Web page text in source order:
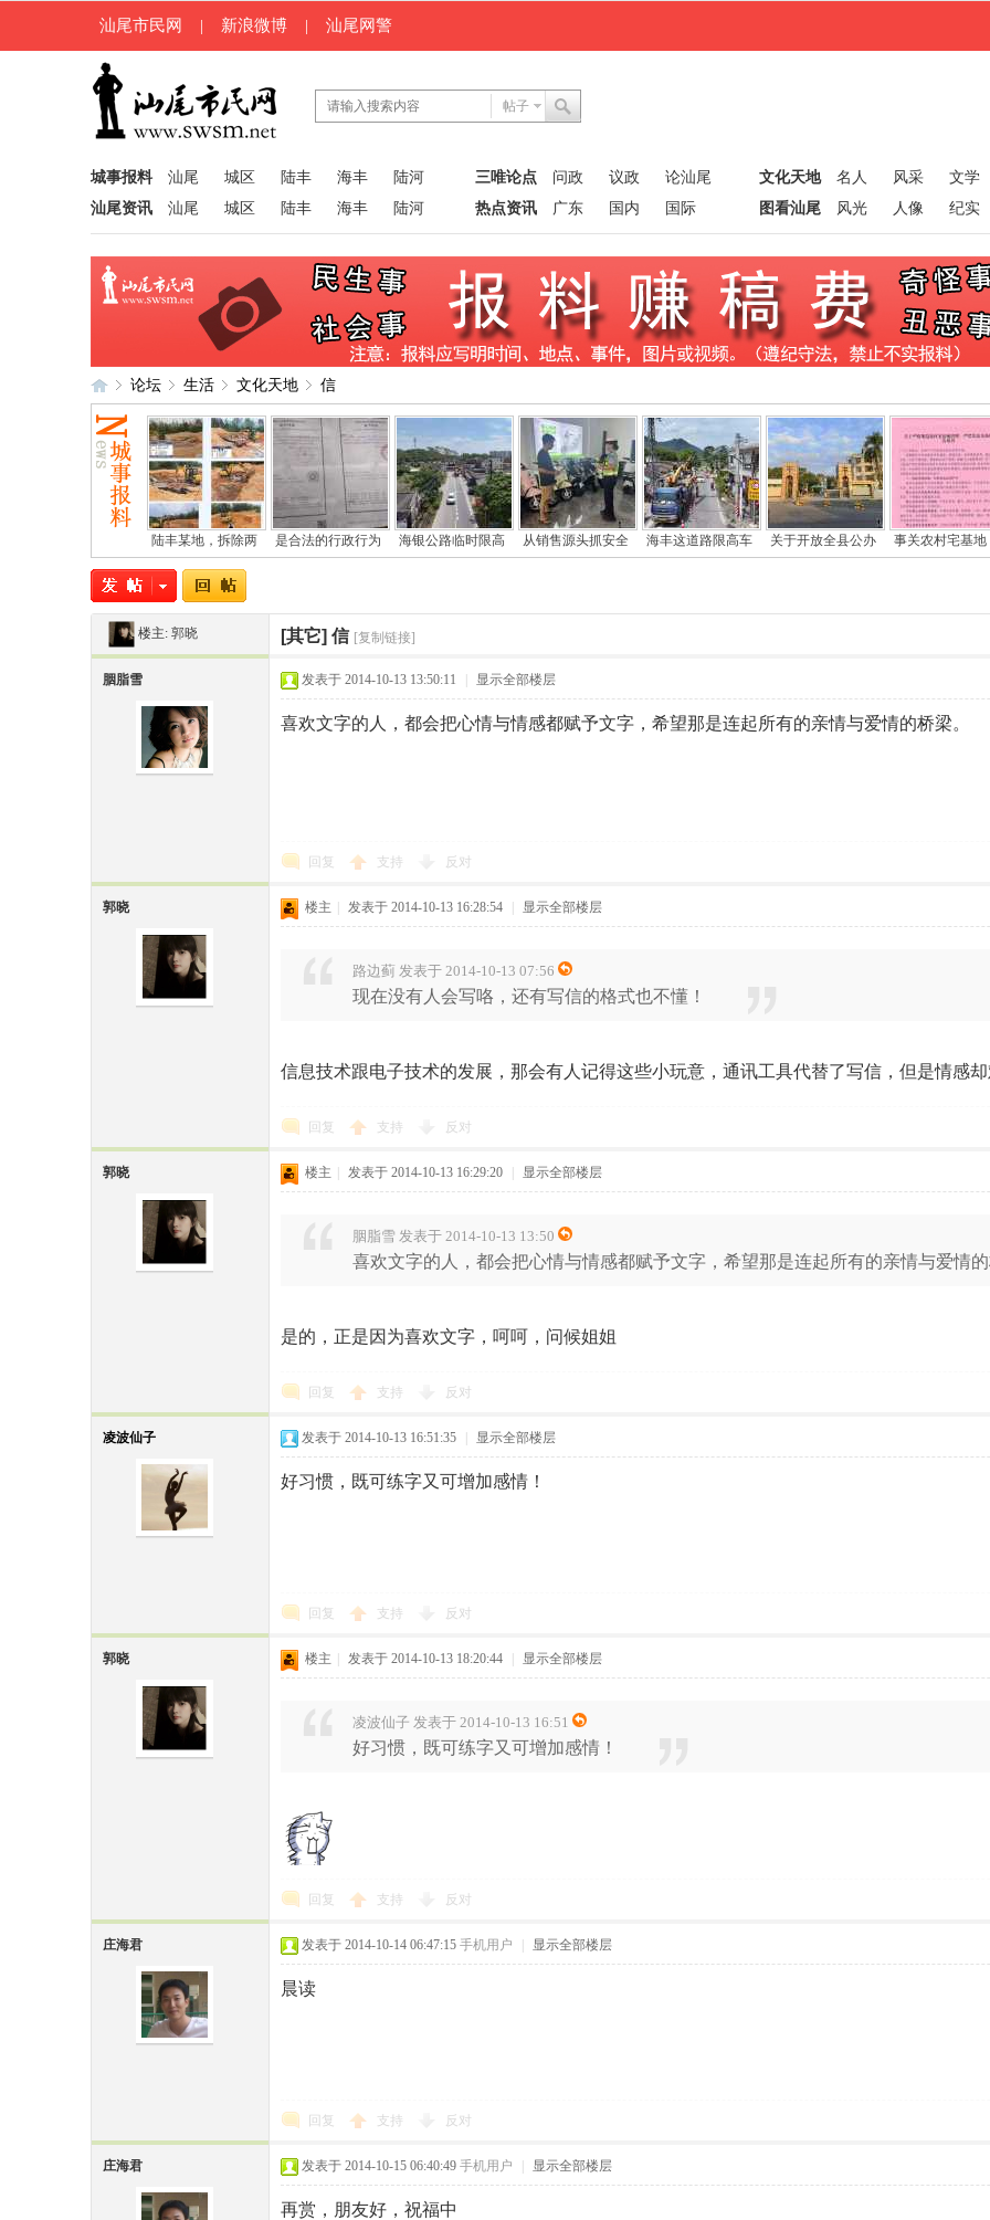
汕尾市民网 | 新浪微博 | 汕尾网警
帖子
城事报料 汕尾 城区 陆丰 海丰
陆河
汕尾资讯
汕尾 城区 陆丰 海丰 陆河
三唯论点 问政 议政
论汕尾
热点资讯
广东 国内 国际
文化天地 名人 风采 文学
图看汕尾
风光 人像 纪实
»
论坛
›
生活
›
文化天地
›
信
陆丰某地，拆除两 是合法的行政行为 海银公路临时限高 从销售源头抓安全 海丰这道路限高车 关于开放全县公办 事关农村宅基地
楼主: 郭晓 [其它] 信 [复制链接]
胭脂雪 发表于 2014-10-13 13:50:11 显示全部楼层
喜欢文字的人，都会把心情与情感都赋予文字，希望那是连起所有的亲情与爱情的桥梁。
回复 支持 反对
郭晓 楼主 发表于 2014-10-13 16:28:54 显示全部楼层
路边蓟 发表于 2014-10-13 07:56
现在没有人会写咯，还有写信的格式也不懂！
信息技术跟电子技术的发展，那会有人记得这些小玩意，通讯工具代替了写信，但是情感
回复 支持 反对
郭晓 楼主 发表于 2014-10-13 16:29:20 显示全部楼层
胭脂雪 发表于 2014-10-13 13:50
喜欢文字的人，都会把心情与情感都赋予文字，希望那是连起所有的亲情与爱情的
是的，正是因为喜欢文字，呵呵，问候姐姐
回复 支持 反对
凌波仙子 发表于 2014-10-13 16:51:35 显示全部楼层
好习惯，既可练字又可增加感情！
回复 支持 反对
郭晓 楼主 发表于 2014-10-13 18:20:44 显示全部楼层
凌波仙子 发表于 2014-10-13 16:51
好习惯，既可练字又可增加感情！
回复 支持 反对
庄海君 发表于 2014-10-14 06:47:15 手机用户 显示全部楼层
晨读
回复 支持 反对
庄海君 发表于 2014-10-15 06:40:49 手机用户 显示全部楼层
再赏，朋友好，祝福中